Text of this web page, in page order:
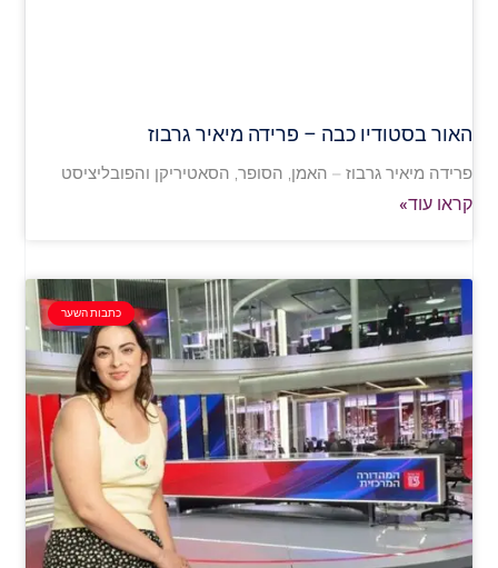
האור בסטודיו כבה – פרידה מיאיר גרבוז
פרידה מיאיר גרבוז – האמן, הסופר, הסאטיריקן והפובליציסט
קראו עוד»
כתבות השער